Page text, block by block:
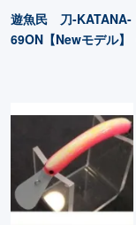
遊魚民 刀-KATANA-
69ON【Newモデル】